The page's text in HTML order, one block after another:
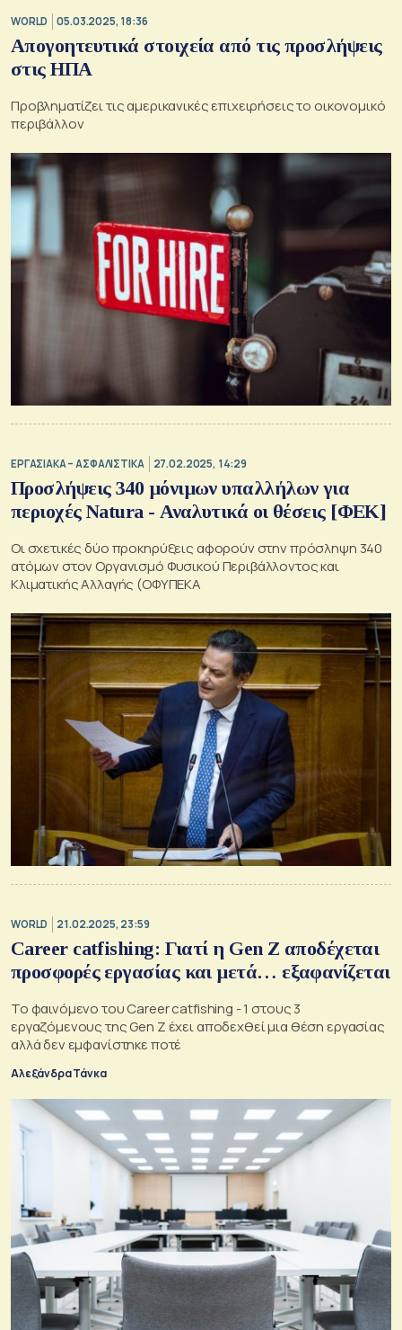
WORLD 05.03.2025, 18:36
Απογοητευτικά στοιχεία από τις προσλήψεις
στις ΗΠΑ
Προβληματίζει τις αμερικανικές επιχειρήσεις το οικονομικό
περιβάλλον
ΕΡΓΑΣΙΑΚΑ – ΑΣΦΑΛΙΣΤΙΚΑ 27.02.2025, 14:29
Προσλήψεις 340 μόνιμων υπαλλήλων για
περιοχές Natura - Αναλυτικά οι θέσεις [ΦΕΚ]
Οι σχετικές δύο προκηρύξεις αφορούν στην πρόσληψη 340
ατόμων στον Οργανισμό Φυσικού Περιβάλλοντος και
Κλιματικής Αλλαγής (ΟΦΥΠΕΚΑ
WORLD 21.02.2025, 23:59
Career catfishing: Γιατί η Gen Z αποδέχεται
προσφορές εργασίας και μετά… εξαφανίζεται
Το φαινόμενο του Career catfishing - 1 στους 3
εργαζόμενους της Gen Z έχει αποδεχθεί μια θέση εργασίας
αλλά δεν εμφανίστηκε ποτέ
Αλεξάνδρα Τάνκα